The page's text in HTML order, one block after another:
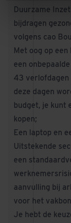
Duurzame
bijdragen
volgens cao
Met oog op
een
43 verlofdagen
deze dagen
budget, je kunt
kopen;
Een laptop en
Uitstekende
een
aanvulling bij
voor het
Je hebt de